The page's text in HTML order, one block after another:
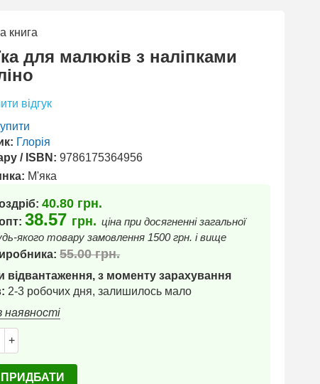
книга
для малюків з наліпками
відгук
Глорія
/ ISBN: 9786175364956
М'яка
40.80 грн.
38.57 грн. ціна при досягненні загальної
якого товару замовлення 1500 грн. і вище
55.00грн.
відвантаження, з моменту зарахування
2-3 робочих дня, залишилось мало
наявності
+
ПРИДБАТИ